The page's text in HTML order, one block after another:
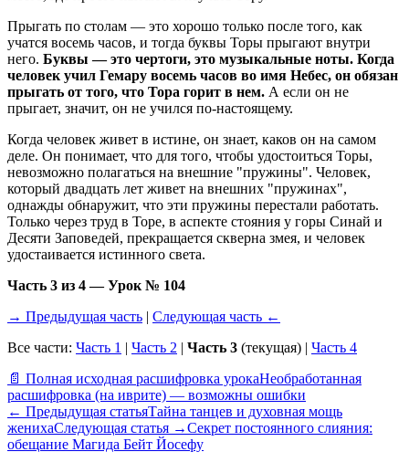
Прыгать по столам — это хорошо только после того, как
учатся восемь часов, и тогда буквы Торы прыгают внутри
него. Буквы — это чертоги, это музыкальные ноты. Когда
человек учил Гемару восемь часов во имя Небес, он обязан
прыгать от того, что Тора горит в нем. А если он не
прыгает, значит, он не учился по-настоящему.
Когда человек живет в истине, он знает, каков он на самом
деле. Он понимает, что для того, чтобы удостоиться Торы,
невозможно полагаться на внешние "пружины". Человек,
который двадцать лет живет на внешних "пружинах",
однажды обнаружит, что эти пружины перестали работать.
Только через труд в Торе, в аспекте стояния у горы Синай и
Десяти Заповедей, прекращается скверна змея, и человек
удостаивается истинного света.
Часть 3 из 4 — Урок № 104
→ Предыдущая часть | Следующая часть ←
Все части: Часть 1 | Часть 2 | Часть 3 (текущая) | Часть 4
📄 Полная исходная расшифровка урокаНеобработанная
расшифровка (на иврите) — возможны ошибки
← Предыдущая статьяТайна танцев и духовная мощь
женихаСледующая статья →Секрет постоянного слияния:
обещание Магида Бейт Йосефу